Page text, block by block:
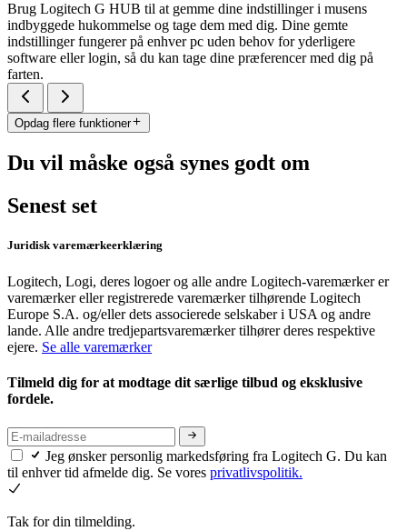
Brug Logitech G HUB til at gemme dine indstillinger i musens
indbyggede hukommelse og tage dem med dig. Dine gemte
indstillinger fungerer på enhver pc uden behov for yderligere
software eller login, så du kan tage dine præferencer med dig på
farten.
Opdag flere funktioner
Du vil måske også synes godt om
Senest set
Juridisk varemærkeerklæring
Logitech, Logi, deres logoer og alle andre Logitech-varemærker er
varemærker eller registrerede varemærker tilhørende Logitech
Europe S.A. og/eller dets associerede selskaber i USA og andre
lande. Alle andre tredjepartsvaremærker tilhører deres respektive
ejere. Se alle varemærker
Tilmeld dig for at modtage dit særlige tilbud og eksklusive
fordele.
Jeg ønsker personlig markedsføring fra Logitech G. Du kan
til enhver tid afmelde dig. Se vores privatlivspolitik.
Tak for din tilmelding.